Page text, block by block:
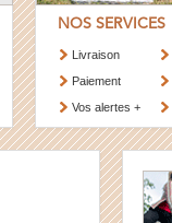
NOS SERVICES
Livraison
Paiement
Vos alertes +